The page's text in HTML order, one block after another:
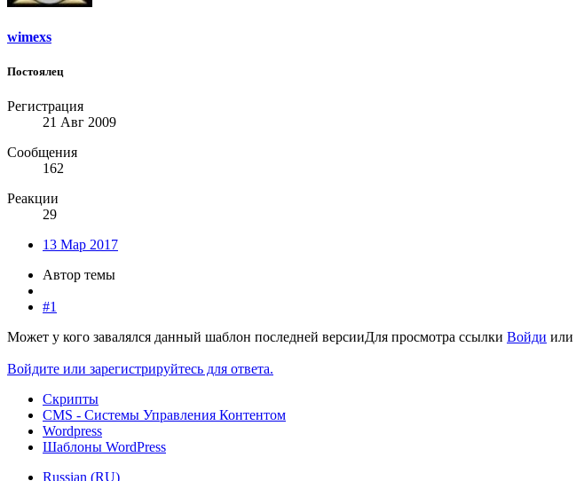
wimexs
Постоялец
Регистрация
21 Авг 2009
Сообщения
162
Реакции
29
13 Мар 2017
Автор темы
#1
Может у кого завалялся данный шаблон последней версииДля просмотра ссылки Войди или
Войдите или зарегистрируйтесь для ответа.
Скрипты
CMS - Системы Управления Контентом
Wordpress
Шаблоны WordPress
Russian (RU)